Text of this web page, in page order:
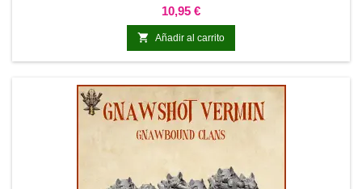
Precio
10,95 €
 Añadir al carrito